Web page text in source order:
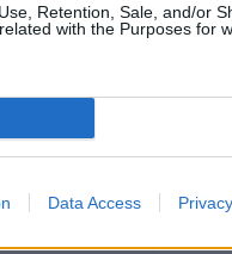
Retention, Sale, and/or
with the Purposes for
Data Access